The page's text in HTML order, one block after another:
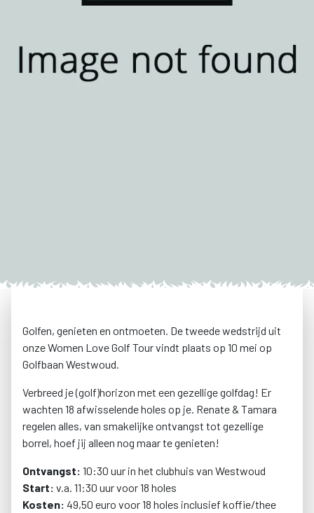
Golfen, genieten en ontmoeten. De tweede wedstrijd uit
onze Women Love Golf Tour vindt plaats op 10 mei op
Golfbaan Westwoud.
Verbreed je (golf)horizon met een gezellige golfdag! Er
wachten 18 afwisselende holes op je. Renate & Tamara
regelen alles, van smakelijke ontvangst tot gezellige
borrel, hoef jij alleen nog maar te genieten!
Ontvangst: 10:30 uur in het clubhuis van Westwoud
Start: v.a. 11:30 uur voor 18 holes
Kosten: 49,50 euro voor 18 holes inclusief koffie/thee